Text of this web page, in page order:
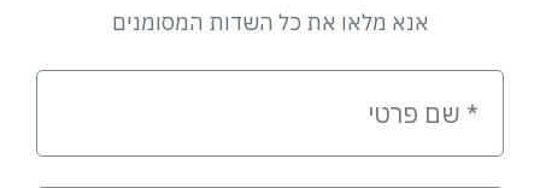
אנא מלאו את כל השדות המסומנים